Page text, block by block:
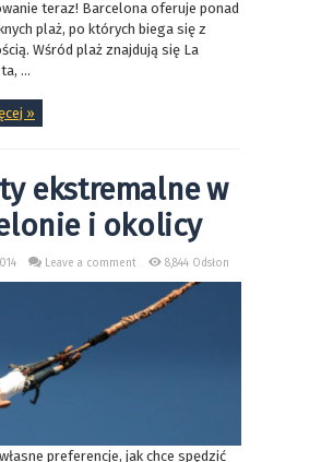
teraz! Barcelona oferuje ponad
plaż, po których biega się z
Wśród plaż znajdują się La
...
»
ekstremalne w
i okolicy
Leave a comment 8,844 Odsłon
preferencje, jak chce spędzić